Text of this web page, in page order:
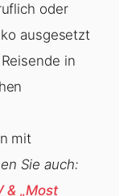
oder
ausgesetzt
in
mit
Sie auch:
& „Most